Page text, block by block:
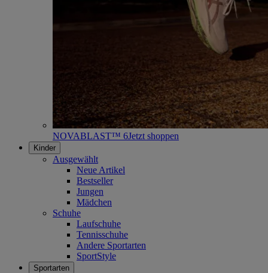
NOVABLAST™ 6Jetzt shoppen
Kinder
Ausgewählt
Neue Artikel
Bestseller
Jungen
Mädchen
Schuhe
Laufschuhe
Tennisschuhe
Andere Sportarten
SportStyle
Sportarten